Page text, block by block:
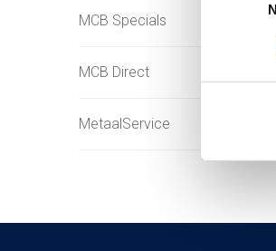
MCB Specials
MCB Direct
MetaalService